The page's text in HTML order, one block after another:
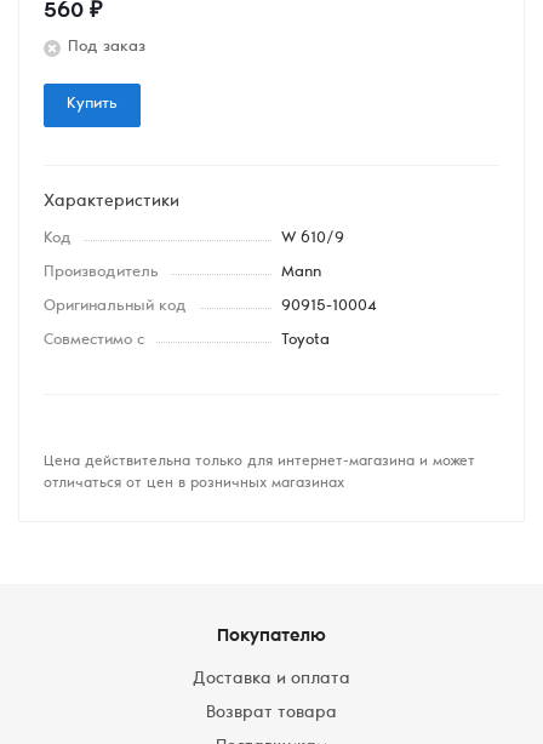
560 ₽
Под заказ
Купить
Характеристики
Код W 610/9
Производитель Mann
Оригинальный код 90915-10004
Совместимо с Toyota
Цена действительна только для интернет-магазина и может
отличаться от цен в розничных магазинах
Покупателю
Доставка и оплата
Возврат товара